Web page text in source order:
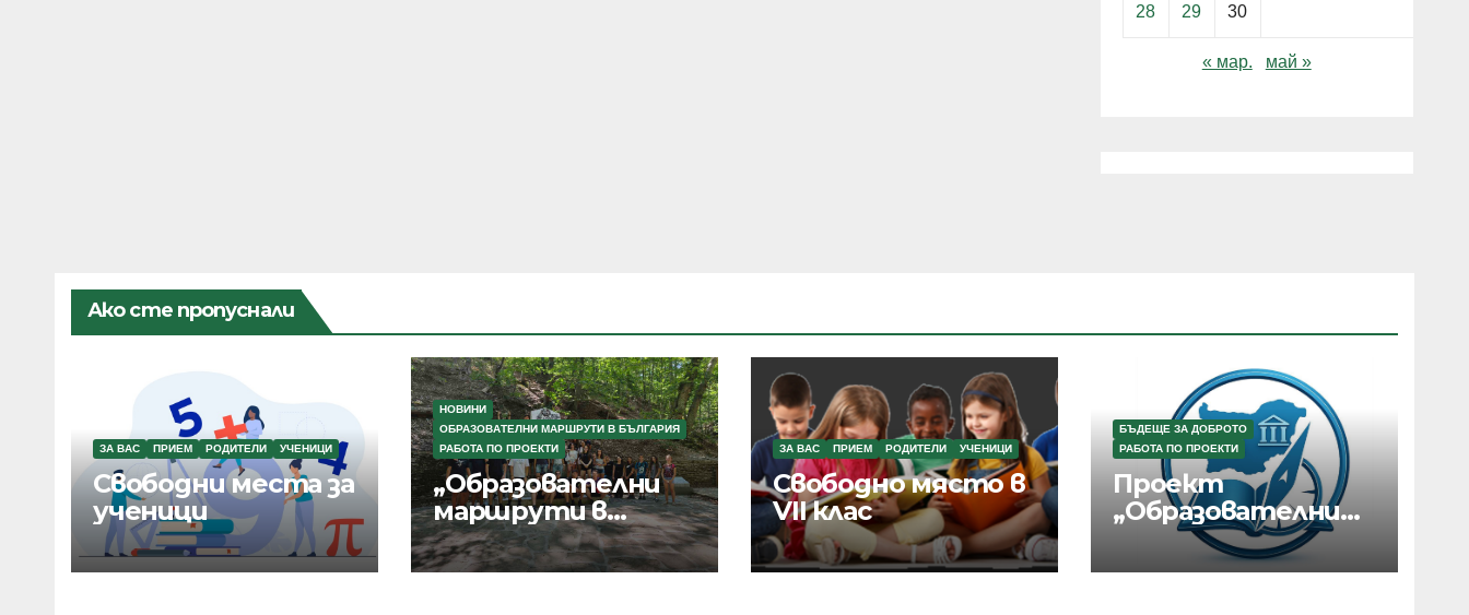
28 29 30
« мар. май »
Ако сте пропуснали
ЗА ВАС ПРИЕМ РОДИТЕЛИ УЧЕНИЦИ
Свободни места за
ученици
НОВИНИ
ОБРАЗОВАТЕЛНИ МАРШРУТИ В БЪЛГАРИЯ
РАБОТА ПО ПРОЕКТИ
„Образователни
маршрути в
България“
ЗА ВАС ПРИЕМ РОДИТЕЛИ УЧЕНИЦИ
Свободно място в
VII клас
БЪДЕЩЕ ЗА ДОБРОТО
РАБОТА ПО ПРОЕКТИ
Проект
„Образователни
маршрути в
България“